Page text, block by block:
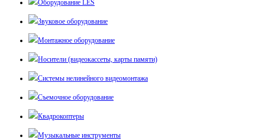
Оборудование LES
Звуковое оборудование
Монтажное оборудование
Носители (видеокассеты, карты памяти)
Системы нелинейного видеомонтажа
Съемочное оборудование
Квадрокоптеры
Музыкальные инструменты